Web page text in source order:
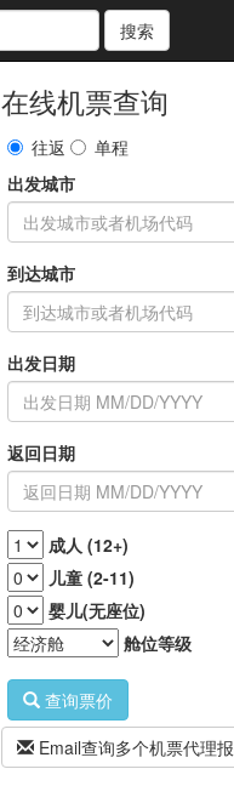
搜索
在线机票查询
往返
单程
出发城市
到达城市
出发日期
返回日期
成人 (12+)
儿童 (2-11)
婴儿(无座位)
舱位等级
查询票价
Email查询多个机票代理